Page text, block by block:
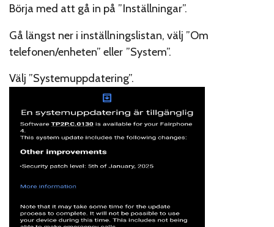
Börja med att gå in på ”Inställningar”.
Gå längst ner i inställningslistan, välj ”Om
telefonen/enheten” eller ”System”.
Välj ”Systemuppdatering”.